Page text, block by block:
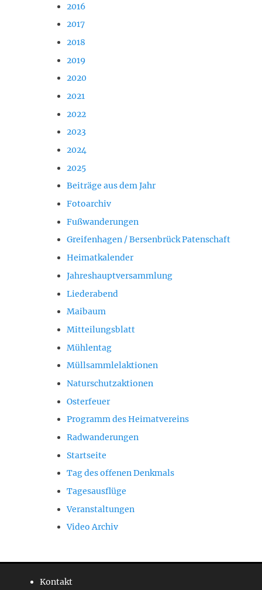
2016
2017
2018
2019
2020
2021
2022
2023
2024
2025
Beiträge aus dem Jahr
Fotoarchiv
Fußwanderungen
Greifenhagen / Bersenbrück Patenschaft
Heimatkalender
Jahreshauptversammlung
Liederabend
Maibaum
Mitteilungsblatt
Mühlentag
Müllsammlelaktionen
Naturschutzaktionen
Osterfeuer
Programm des Heimatvereins
Radwanderungen
Startseite
Tag des offenen Denkmals
Tagesausflüge
Veranstaltungen
Video Archiv
Kontakt